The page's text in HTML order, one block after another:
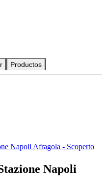
Productos
Napoli Afragola - Scoperto
Napoli